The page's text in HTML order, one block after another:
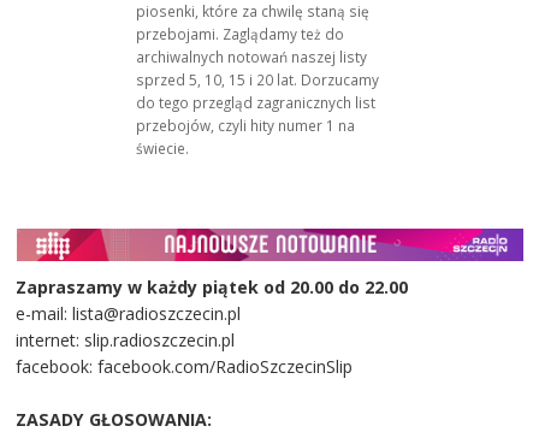
piosenki, które za chwilę staną się
przebojami. Zaglądamy też do
archiwalnych notowań naszej listy
sprzed 5, 10, 15 i 20 lat. Dorzucamy
do tego przegląd zagranicznych list
przebojów, czyli hity numer 1 na
świecie.
Zapraszamy w każdy piątek od 20.00 do 22.00
e-mail: lista@radioszczecin.pl
internet: slip.radioszczecin.pl
facebook: facebook.com/RadioSzczecinSlip
ZASADY GŁOSOWANIA: